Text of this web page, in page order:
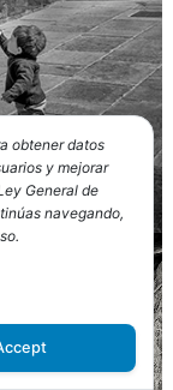
obtener datos
y mejorar
General de
navegando,